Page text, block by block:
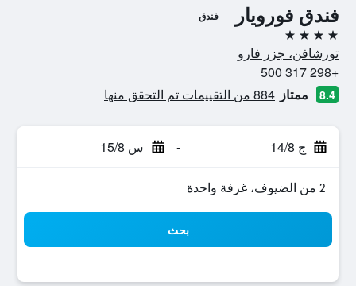
فندق فورويار فندق
4 نجوم
تورشافن، جزر فارو
+298 317 500
8.4 ممتاز 884 من التقييمات تم التحقق منها
ج 14/8 - س 15/8
2 من الضيوف، غرفة واحدة
بحث